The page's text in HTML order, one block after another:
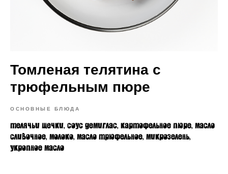
Томленая телятина с
трюфельным пюре
ОСНОВНЫЕ БЛЮДА
телячьи щечки, соус демиглас, картофельное пюре, масло
сливочное, молоко, масло трюфельное, микрозелень,
укропное масло